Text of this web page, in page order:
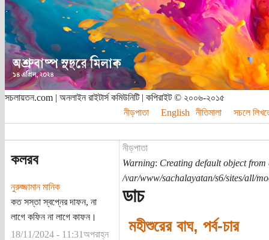
সচলায়তন.com | অনলাইন রাইটার্স কমিউনিটি | কপিরাইট © ২০০৬-২০১৫
নীড়পাতা
English নীতিমালা সচলে
কলরব
নুরুজ্জামান মানিক
কত সস্তা স্বপ্নের দাফন, না
লাগে কফিন না লাগে কাফন।
18/11/2024 - 11:31অপরাহ্ন
নীড়পাতা
Warning: Creating default object from
/var/www/sachalayatan/s6/sites/all/
ডাচ
মহীশুরের বাঘ, পর্ব-চার